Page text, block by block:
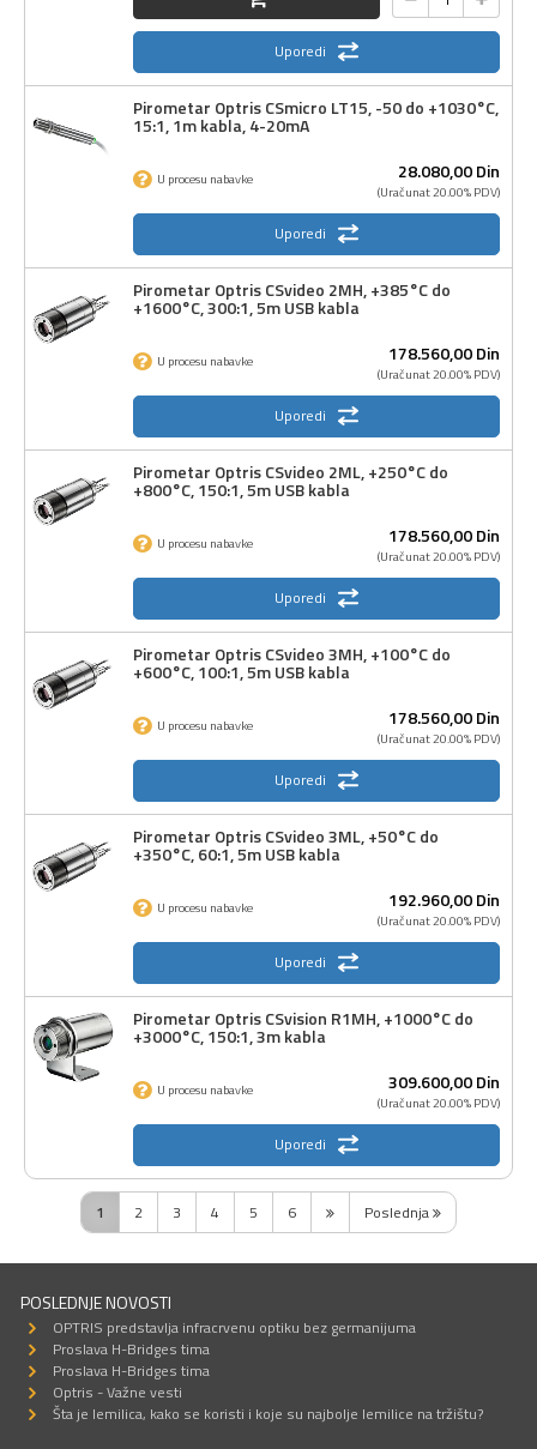
Uporedi
Pirometar Optris CSmicro LT15, -50 do +1030°C,
15:1, 1m kabla, 4-20mA
28.080,00Din
(Uračunat 20.00% PDV)
U procesu nabavke
Uporedi
Pirometar Optris CSvideo 2MH, +385°C do
+1600°C, 300:1, 5m USB kabla
178.560,00Din
(Uračunat 20.00% PDV)
U procesu nabavke
Uporedi
Pirometar Optris CSvideo 2ML, +250°C do
+800°C, 150:1, 5m USB kabla
178.560,00Din
(Uračunat 20.00% PDV)
U procesu nabavke
Uporedi
Pirometar Optris CSvideo 3MH, +100°C do
+600°C, 100:1, 5m USB kabla
178.560,00Din
(Uračunat 20.00% PDV)
U procesu nabavke
Uporedi
Pirometar Optris CSvideo 3ML, +50°C do
+350°C, 60:1, 5m USB kabla
192.960,00Din
(Uračunat 20.00% PDV)
U procesu nabavke
Uporedi
Pirometar Optris CSvision R1MH, +1000°C do
+3000°C, 150:1, 3m kabla
309.600,00Din
(Uračunat 20.00% PDV)
U procesu nabavke
Uporedi
1 2 3 4 5 6 Poslednja
POSLEDNJE NOVOSTI
OPTRIS predstavlja infracrvenu optiku bez germanijuma
Proslava H-Bridges tima
Proslava H-Bridges tima
Optris - Važne vesti
Šta je lemilica, kako se koristi i koje su najbolje lemilice na tržištu?